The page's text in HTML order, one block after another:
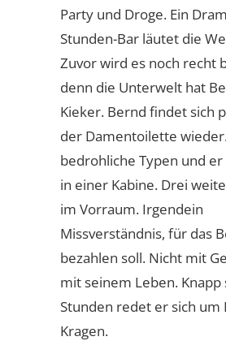
Party und Droge. Ein
Stunden-Bar läutet die
Zuvor wird es noch recht
denn die Unterwelt hat
Kieker. Bernd findet sich
der Damentoilette
bedrohliche Typen und
in einer Kabine. Drei
im Vorraum. Irgendein
Missverständnis, für das
bezahlen soll. Nicht mit
mit seinem Leben. Knapp
Stunden redet er sich um
Kragen.